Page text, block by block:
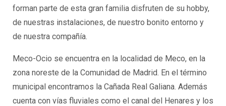
forman parte de esta gran familia disfruten de su hobby,
de nuestras instalaciones, de nuestro bonito entorno y
de nuestra compañía.
Meco-Ocio se encuentra en la localidad de Meco, en la
zona noreste de la Comunidad de Madrid. En el término
municipal encontramos la Cañada Real Galiana. Además
cuenta con vías fluviales como el canal del Henares y los